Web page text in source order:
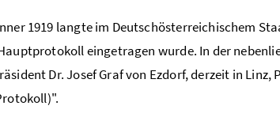
1919 langte im Deutschösterreichischem
eingetragen wurde. In der
Dr. Josef Graf von Ezdorf, derzeit in